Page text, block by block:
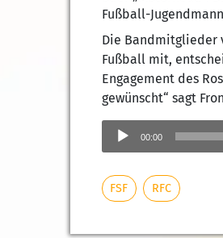
Fußball-
Die Bandmitglieder
Fußball mit,
Engagement des
gewünscht“ sagt
Audio-
Player
00:00
FSF RFC